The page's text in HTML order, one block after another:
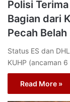
Polisi
Bagian dari
Pecah Belah
Status ES dan
KUHP (ancaman
Read More »